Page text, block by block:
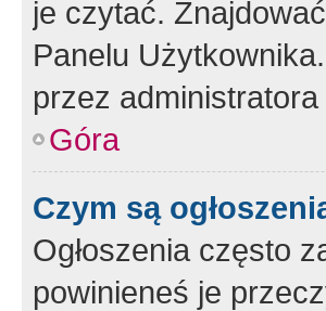
je czytać.
Panelu
przez administratora
Góra
Czym są
Ogłoszenia często
powinieneś je